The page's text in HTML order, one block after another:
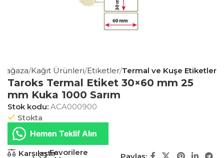
Kağıt Ürünleri Etiketler Termal ve Kuşe Etiketler
Taroks Termal Etiket 30×60 mm 25
mm Kuka 1000 Sarım
Stok kodu: ACA000900
Stokta
Hemen Teklif Alın
KarşılaştırFavorilere
Paylaş: